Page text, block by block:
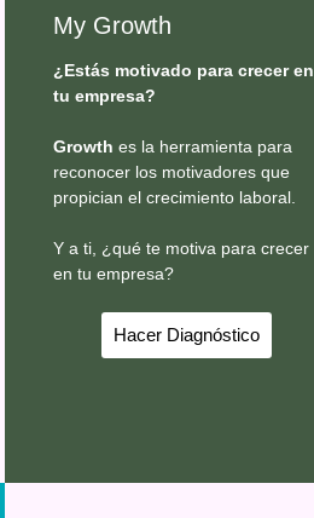
My Growth
¿Estás motivado para crecer en
tu empresa?
Growth es la herramienta para
reconocer los motivadores que
propician el crecimiento laboral.
Y a ti, ¿qué te motiva para crecer
en tu empresa?
Hacer Diagnóstico